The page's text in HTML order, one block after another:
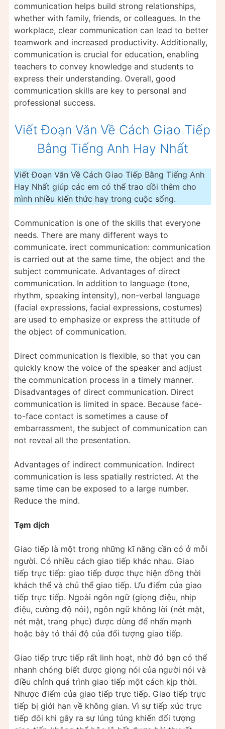
communication helps build strong relationships,
whether with family, friends, or colleagues. In the
workplace, clear communication can lead to better
teamwork and increased productivity. Additionally,
communication is crucial for education, enabling
teachers to convey knowledge and students to
express their understanding. Overall, good
communication skills are key to personal and
professional success.
Viết Đoạn Văn Về Cách Giao Tiếp
Bằng Tiếng Anh Hay Nhất
Viết Đoạn Văn Về Cách Giao Tiếp Bằng Tiếng Anh
Hay Nhất giúp các em có thể trao dồi thêm cho
mình nhiều kiến thức hay trong cuộc sống.
Communication is one of the skills that everyone
needs. There are many different ways to
communicate. irect communication: communication
is carried out at the same time, the object and the
subject communicate. Advantages of direct
communication. In addition to language (tone,
rhythm, speaking intensity), non-verbal language
(facial expressions, facial expressions, costumes)
are used to emphasize or express the attitude of
the object of communication.
Direct communication is flexible, so that you can
quickly know the voice of the speaker and adjust
the communication process in a timely manner.
Disadvantages of direct communication. Direct
communication is limited in space. Because face-
to-face contact is sometimes a cause of
embarrassment, the subject of communication can
not reveal all the presentation.
Advantages of indirect communication. Indirect
communication is less spatially restricted. At the
same time can be exposed to a large number.
Reduce the mind.
Tạm dịch
Giao tiếp là một trong những kĩ năng cần có ở mỗi
người. Có nhiều cách giao tiếp khác nhau. Giao
tiếp trực tiếp: giao tiếp được thực hiện đồng thời
khách thể và chủ thể giao tiếp. Ưu điểm của giao
tiếp trực tiếp. Ngoài ngôn ngữ (giọng điệu, nhịp
điệu, cường độ nói), ngôn ngữ không lời (nét mặt,
nét mặt, trang phục) được dùng để nhấn mạnh
hoặc bày tỏ thái độ của đối tượng giao tiếp.
Giao tiếp trực tiếp rất linh hoạt, nhờ đó bạn có thể
nhanh chóng biết được giọng nói của người nói và
điều chỉnh quá trình giao tiếp một cách kịp thời.
Nhược điểm của giao tiếp trực tiếp. Giao tiếp trực
tiếp bị giới hạn về không gian. Vì sự tiếp xúc trực
tiếp đôi khi gây ra sự lúng túng khiến đối tượng